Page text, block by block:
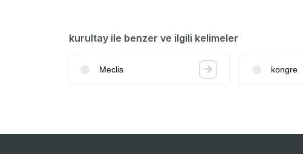
kurultay ile benzer ve ilgili kelimeler
Meclis kongre